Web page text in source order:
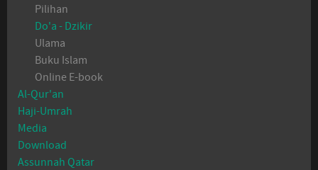
Pilihan
Do'a - Dzikir
Ulama
Buku Islam
Online E-book
Al-Qur'an
Haji-Umrah
Media
Download
Assunnah Qatar